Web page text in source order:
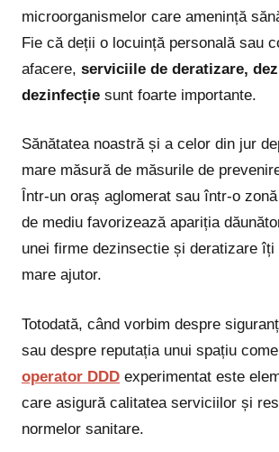
microorganismelor care amenință
Fie că deții o locuință personală sau
afacere, serviciile de deratizare,
dezinfecție sunt foarte importante.
Sănătatea noastră și a celor din jur
mare măsură de măsurile de
Într-un oraș aglomerat sau într-o
de mediu favorizează apariția
unei firme dezinsectie și deratizare îți
mare ajutor.
Totodată, când vorbim despre
sau despre reputația unui spațiu
operator DDD experimentat este
care asigură calitatea serviciilor și
normelor sanitare.